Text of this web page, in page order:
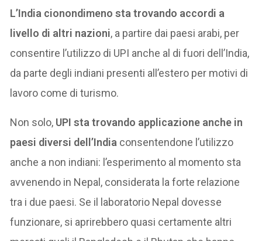
L’India cionondimeno sta trovando accordi a
livello di altri nazioni, a partire dai paesi arabi, per
consentire l’utilizzo di UPI anche al di fuori dell’India,
da parte degli indiani presenti all’estero per motivi di
lavoro come di turismo.
Non solo, UPI sta trovando applicazione anche in
paesi diversi dell’India consentendone l’utilizzo
anche a non indiani: l’esperimento al momento sta
avvenendo in Nepal, considerata la forte relazione
tra i due paesi. Se il laboratorio Nepal dovesse
funzionare, si aprirebbero quasi certamente altri